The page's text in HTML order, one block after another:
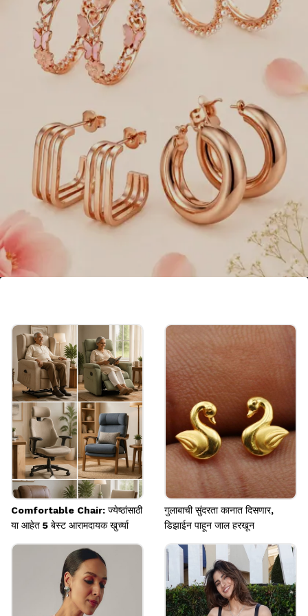
ज्या मुलींना स्टाईलमध्ये राहायला आवडत त्यांनी हे डिझाईन नक्की
घालून पाहायला हवं. हे डिझाईन दिसायला सुंदर आणि युनिक दिसत.
Image credits: chat gpt
Comfortable Chair: ज्येष्ठांसाठी
या आहेत 5 बेस्ट आरामदायक खुर्च्या
गुलाबाची सुंदरता कानात दिसणार,
डिझाईन पाहून जाल हरखून